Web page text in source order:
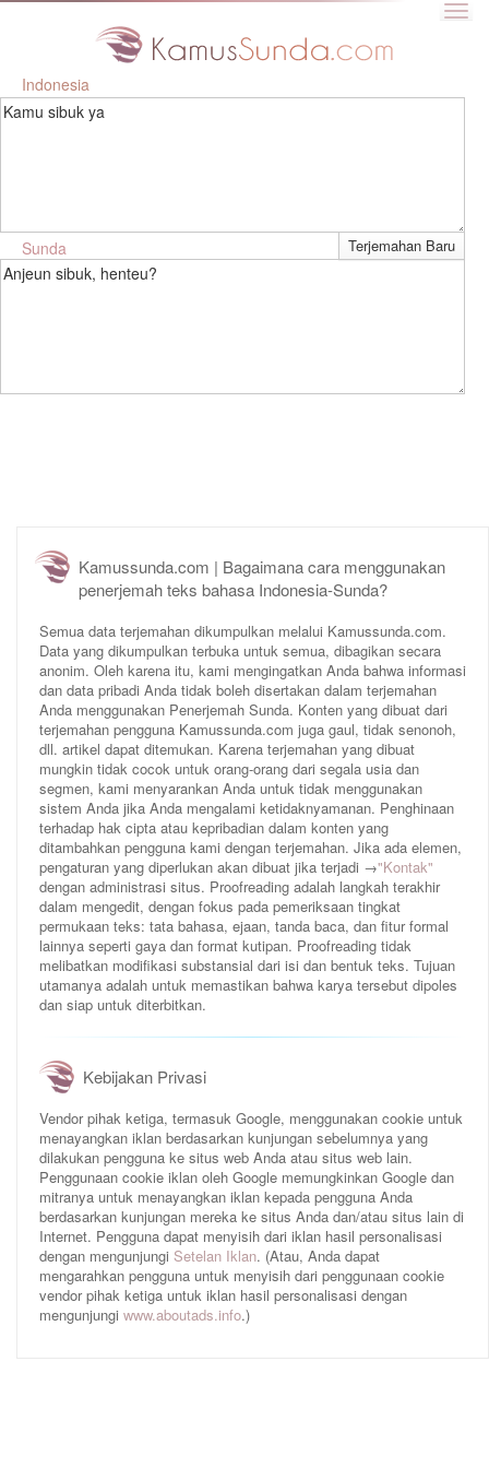
Indonesia
Kamu sibuk ya
Sunda
Anjeun sibuk, henteu?
Kamussunda.com | Bagaimana cara menggunakan
penerjemah teks bahasa Indonesia-Sunda?
Semua data terjemahan dikumpulkan melalui Kamussunda.com.
Data yang dikumpulkan terbuka untuk semua, dibagikan secara
anonim. Oleh karena itu, kami mengingatkan Anda bahwa informasi
dan data pribadi Anda tidak boleh disertakan dalam terjemahan
Anda menggunakan Penerjemah Sunda. Konten yang dibuat dari
terjemahan pengguna Kamussunda.com juga gaul, tidak senonoh,
dll. artikel dapat ditemukan. Karena terjemahan yang dibuat
mungkin tidak cocok untuk orang-orang dari segala usia dan
segmen, kami menyarankan Anda untuk tidak menggunakan
sistem Anda jika Anda mengalami ketidaknyamanan. Penghinaan
terhadap hak cipta atau kepribadian dalam konten yang
ditambahkan pengguna kami dengan terjemahan. Jika ada elemen,
pengaturan yang diperlukan akan dibuat jika terjadi →"Kontak"
dengan administrasi situs. Proofreading adalah langkah terakhir
dalam mengedit, dengan fokus pada pemeriksaan tingkat
permukaan teks: tata bahasa, ejaan, tanda baca, dan fitur formal
lainnya seperti gaya dan format kutipan. Proofreading tidak
melibatkan modifikasi substansial dari isi dan bentuk teks. Tujuan
utamanya adalah untuk memastikan bahwa karya tersebut dipoles
dan siap untuk diterbitkan.
Kebijakan Privasi
Vendor pihak ketiga, termasuk Google, menggunakan cookie untuk
menayangkan iklan berdasarkan kunjungan sebelumnya yang
dilakukan pengguna ke situs web Anda atau situs web lain.
Penggunaan cookie iklan oleh Google memungkinkan Google dan
mitranya untuk menayangkan iklan kepada pengguna Anda
berdasarkan kunjungan mereka ke situs Anda dan/atau situs lain di
Internet. Pengguna dapat menyisih dari iklan hasil personalisasi
dengan mengunjungi Setelan Iklan. (Atau, Anda dapat
mengarahkan pengguna untuk menyisih dari penggunaan cookie
vendor pihak ketiga untuk iklan hasil personalisasi dengan
mengunjungi www.aboutads.info.)